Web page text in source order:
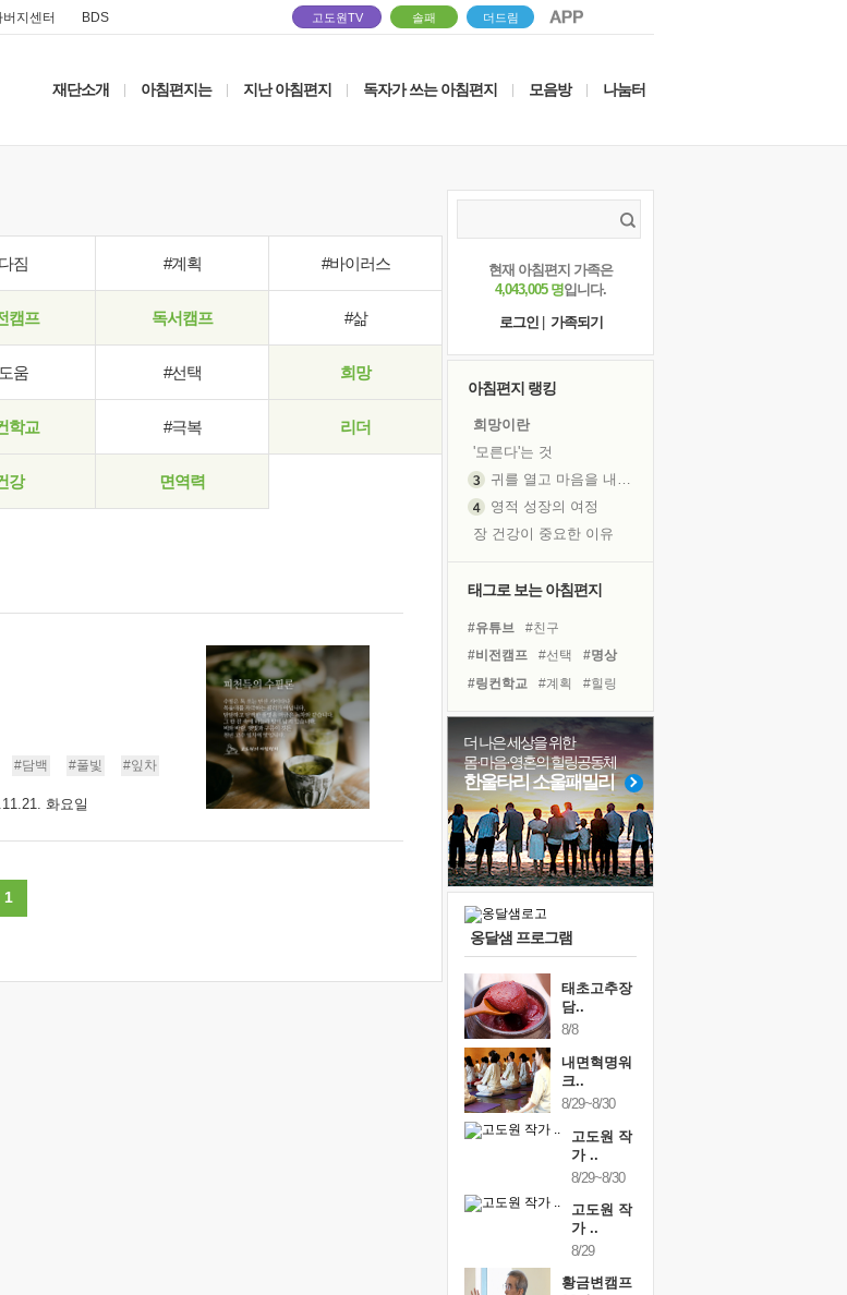
버지센터 BDS 고도원TV 솔패 더드림
재단소개 아침편지는 지난 아침편지 독자가 쓰는 아침편지 모음방 나눔터
짐 #계획 #바이러스
캠프 독서캠프 #삶
움 #선택 희망
학교 #극복 리더
강 면역력
#담백 #풀빛 #잎차
화요일
1
현재 아침편지 가족은
4,043,005 명입니다.
로그인
가족되기
아침편지 랭킹
희망이란
'모른다'는 것
귀를 열고 마음을 내어주고
영적 성장의 여정
장 건강이 중요한 이유
흙이 된 몸으로 출근하는 여자
꿈이 실제가 되는 것
'말 타는 법'을 먼저
졸업식 사진을 보며
아픈 아버지를 위한 공간 설계
극심한 변비, 어깨결림, 수면 장애
보고 싶은 어머니
유년 시절의 부산 영도 바다
못된 꼰대들
거울 속의 나
태그로 보는 아침편지
#유튜브
#친구
#비전캠프
#선택
#명상
#링컨학교
#계획
#힐링
#건강
#경험 #삶
#나눔
#극복
#희망
#바이러스
#독서캠프
#위기
#도움
#독서
#리더 #사람
더 나은 세상을 위한
몸·마음·영혼의 힐링공동체
한울타리 소울패밀리
옹달샘 프로그램
태초고추장
담..
8/8
내면혁명워
크..
8/29~8/30
고도원 작
가 ..
8/29~8/30
고도원 작
가 ..
8/29
황금변캠프